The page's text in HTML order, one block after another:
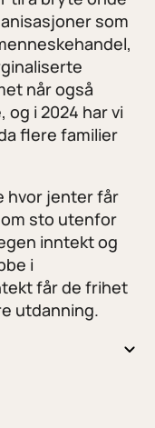
som
når også
i 2024 har vi
flere familier
hvor jenter får
sto utenfor
inntekt og
i
får de frihet
utdanning.